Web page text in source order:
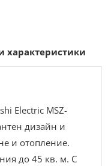
характеристики
Electric MSZ-
дизайн и
и отопление.
до 45 кв. м. С